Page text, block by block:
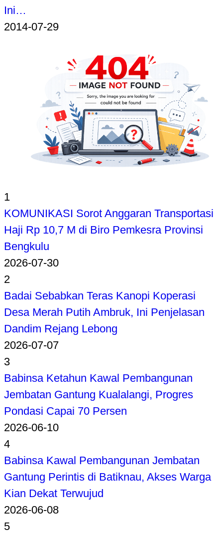
Ini…
2014-07-29
1
KOMUNIKASI Sorot Anggaran Transportasi
Haji Rp 10,7 M di Biro Pemkesra Provinsi
Bengkulu
2026-07-30
2
Badai Sebabkan Teras Kanopi Koperasi
Desa Merah Putih Ambruk, Ini Penjelasan
Dandim Rejang Lebong
2026-07-07
3
Babinsa Ketahun Kawal Pembangunan
Jembatan Gantung Kualalangi, Progres
Pondasi Capai 70 Persen
2026-06-10
4
Babinsa Kawal Pembangunan Jembatan
Gantung Perintis di Batiknau, Akses Warga
Kian Dekat Terwujud
2026-06-08
5